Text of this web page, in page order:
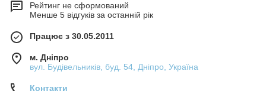
Рейтинг не сформований
Менше 5 відгуків за останній рік
Працює з 30.05.2011
м. Дніпро
вул. Будівельників, буд. 54, Дніпро, Україна
Контакти